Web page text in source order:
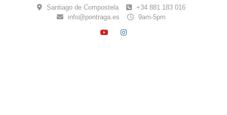
Santiago de Compostela
+34 881 183 016
info@pontraga.es
9am-5pm
YOUTUBE
INSTAGRAM